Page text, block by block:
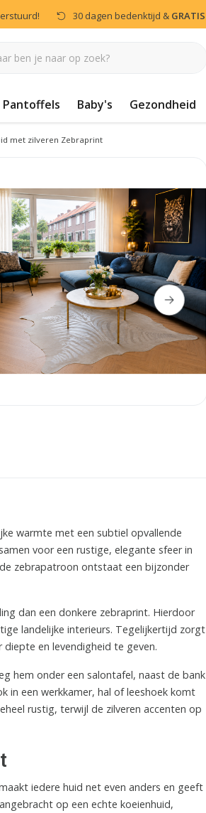
30 dagen bedenktijd & GRATIS
Pantoffels Baby's Gezondheid
met zilveren Zebraprint
warmte met een subtiel opvallende
voor een rustige, elegante sfeer in
zebrapatroon ontstaat een bijzonder
dan een donkere zebraprint. Hierdoor
landelijke interieurs. Tegelijkertijd zorgt
en levendigheid te geven.
hem onder een salontafel, naast de bank
in een werkkamer, hal of leeshoek komt
rustig, terwijl de zilveren accenten op
iedere huid net even anders en geeft
op een echte koeienhuid,